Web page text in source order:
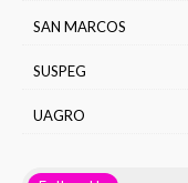
SAN MARCOS
SUSPEG
UAGRO